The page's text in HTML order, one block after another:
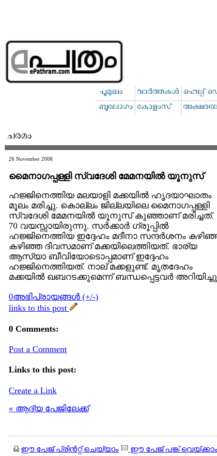
26 November 2008
മൈനാഗപ്പള്ളി സ്വദേശി മേമനയില്‍ യൂനുസ്
ഹജ്ജിനെത്തിയ മലയാളി മക്കയില്‍ ഹൃദയാഘാതം
മൂലം മരിച്ചു. കൊല്ലം ജില്ലയിലെ മൈനാഗപ്പള്ളി
സ്വദേശി മേമനയില്‍ യൂനുസ് കുഞ്ഞാണ് മരിച്ചത്.
70 വയസ്സായിരുന്നു. സര്‍ക്കാര്‍ ഗ്രൂപ്പില്‍
ഹജ്ജിനെത്തിയ ഇദ്ദേഹം മദീനാ സന്ദര്‍ശനം
കഴിഞ്ഞ ദിവസമാണ് മക്കയിലെത്തിയത്. ഭാര്യ
ആസ്യാ ബീവിയോടൊപ്പമാണ് ഇദ്ദേഹം
ഹജ്ജിനെത്തിയത്. നാല് മക്കളുണ്ട്. മൃതദേഹം
മക്കയില്‍ ഖബറടക്കുമെന്ന് ബന്ധപ്പെട്ടവര്‍
0അഭിപ്രായങ്ങള്‍ (+/-)
links to this post
0 Comments:
Post a Comment
Links to this post:
Create a Link
« ആദ്യ പേജിലേക്ക്
ഈ പേജ് പ്രിന്‍റ്റ് ചെയ്യാം ഈ പേജ് പങ്ക് വെയ്ക്കാം